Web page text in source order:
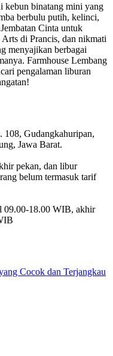
kebun binatang mini yang
berbulu putih, kelinci,
Cinta untuk
Arts di Prancis, dan nikmati
menyajikan berbagai
Farmhouse Lembang
pengalaman liburan
108, Gudangkahuripan,
Jawa Barat.
pekan, dan libur
belum termasuk tarif
09.00-18.00 WIB, akhir
Cocok dan Terjangkau